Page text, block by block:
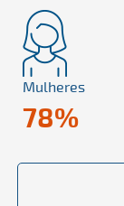
Mulheres
78%